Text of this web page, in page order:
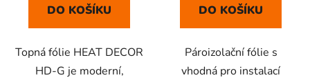
DO KOŠÍKU
Topná fólie HEAT DECOR
HD-G je moderní,
DO KOŠÍKU
Pároizolační fólie s
vhodná pro instalací